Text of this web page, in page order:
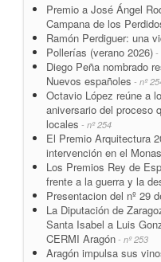
Premio a José Ángel
Campana de los
Ramón Perdiguer: una
Pollerías (verano 2026) -
Diego Peña nombrado
Nuevos españoles - nº
Octavio López reúne a
aniversario del proceso
locales - nº 254
El Premio Arquitectura
intervención en el
Los Premios Rey de
frente a la guerra y la
Presentacion del nº 29
La Diputación de
Santa Isabel a Luis
CERMI Aragón - nº 253
Aragón impulsa sus